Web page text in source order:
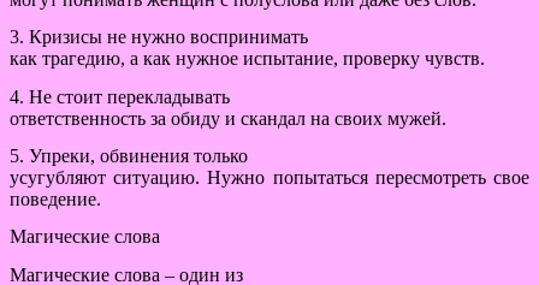
3. Кризисы не нужно воспринимать
как трагедию, а как нужное испытание, проверку чувств.
4. Не стоит перекладывать
ответственность за обиду и скандал на своих мужей.
5. Упреки, обвинения только
усугубляют ситуацию. Нужно попытаться пересмотреть свое
поведение.
Магические слова
Магические слова – один из